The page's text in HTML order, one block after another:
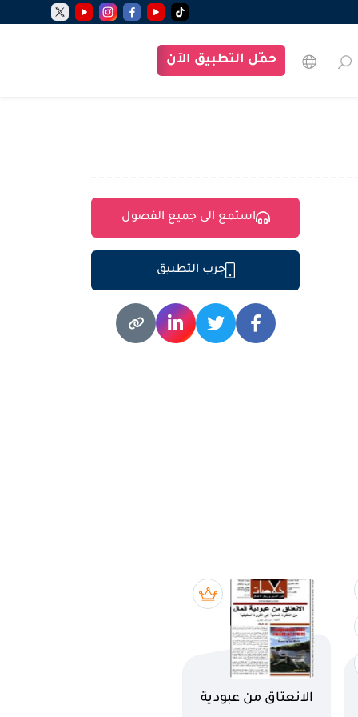
حمّل التطبيق الآن
استمع الى جميع الفصول
جرب التطبيق
اسم الكتاب
الانعتاق من عبودية